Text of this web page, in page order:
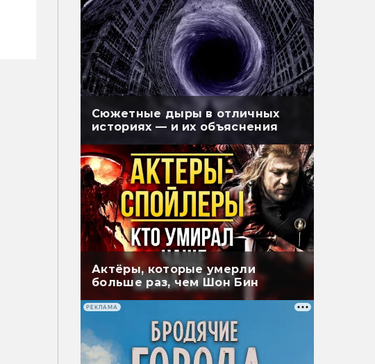
Сюжетные дыры в отличных
историях — и их объяснения
Актёры, которые умерли
больше раз, чем Шон Бин
РЕКЛАМА